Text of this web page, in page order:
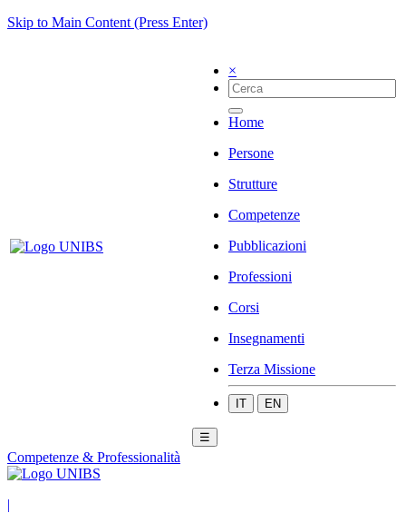
Skip to Main Content (Press Enter)
×
Home
Persone
Strutture
Competenze
Pubblicazioni
Professioni
Corsi
Insegnamenti
Terza Missione
IT EN
☰
Competenze & Professionalità
|